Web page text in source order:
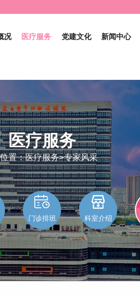
况 医疗服务 党建文化 新闻中心
医疗服务
位置：医疗服务>专家风采

门诊排班

科室介绍